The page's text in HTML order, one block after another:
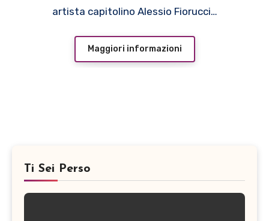
artista capitolino Alessio Fiorucci…
Maggiori informazioni
Ti Sei Perso